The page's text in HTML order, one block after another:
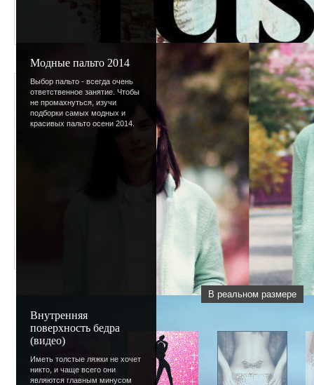
Модные пальто 2014
Выбор пальто - всегда очень
ответственное занятие. Чтобы
не промахнуться, изучи
подборки самых модных и
красивых пальто осени 2014.
Внутренняя
поверхность бедра
(видео)
Иметь толстые ляжки не хочет
никто, и чаще всего они
являются главным минусом
Просмотров: 669
Размеры
09.01.2009
Добавил : Kamy
Рейтинг 4.7/3
В реальном размере